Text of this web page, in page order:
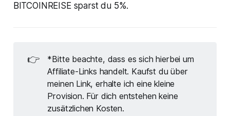
BITCOINREISEsparst du 5%.
👉
*Bitte beachte, dass es sich hierbei um
Affiliate-Links handelt. Kaufst du über
meinen Link, erhalte ich eine kleine
Provision. Für dich entstehen keine
zusätzlichen Kosten.